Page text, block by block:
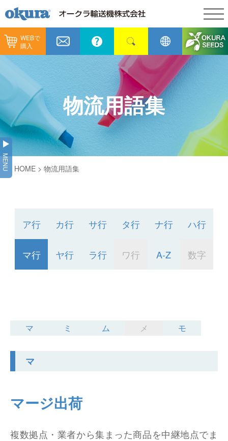
WEBで
購入
製品情報
製品情報
コンベヤ機器
コンベヤ機器を探す
用途から探す
コンベヤ機器の技術情報
GTPシステム
ピッキングシステム
周辺機器
納入事例
納入事例
全業種
製造
物流
通販
メンテナンス
カタログ／CAD
会社情報
会社情報
企業理念
会社概要
事業紹介
採用情報
オークラミュージアム
新着情報
オークラ育英財団
プライバシーポリシー
物流用語集
MENU HOME > 物流用語集
ア行 カ行 サ行 タ行 ナ行 ハ行
マ行 ヤ行 ラ行 ワ行 A-Z 数字
マ ミ ム メ モ
マ
マージ出荷
複数拠点・業者から集まった商品を中継地点でま